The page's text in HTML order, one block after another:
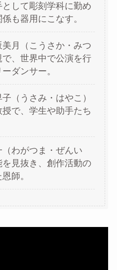
して彫刻学科に勤め
も器用にこなす。
美月（こうさか・みつ
、世界中で公演を行
ダンサー。
（うさみ・はやこ）
で、学生や助手たち
わがつま・ぜんい
見抜き、創作活動の
師。